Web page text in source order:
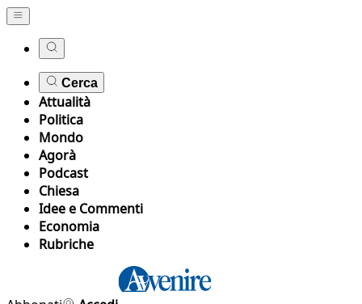
Cerca
Attualità
Politica
Mondo
Agorà
Podcast
Chiesa
Idee e Commenti
Economia
Rubriche